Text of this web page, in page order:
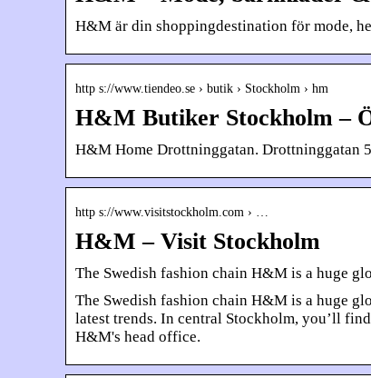
H&M är din shoppingdestination för mode,
http s://www.tiendeo.se › butik › Stockholm › hm
H&M Butiker Stockholm –
H&M Home Drottninggatan. Drottninggatan
http s://www.visitstockholm.com › …
H&M – Visit Stockholm
The Swedish fashion chain H&M is a huge
The Swedish fashion chain H&M is a huge
latest trends. In central Stockholm, you’ll
H&M's head office.